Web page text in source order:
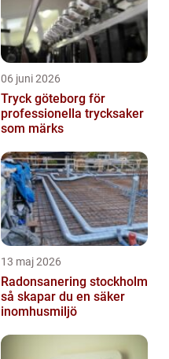
06 juni 2026
Tryck göteborg för
professionella trycksaker
som märks
13 maj 2026
Radonsanering stockholm
så skapar du en säker
inomhusmiljö